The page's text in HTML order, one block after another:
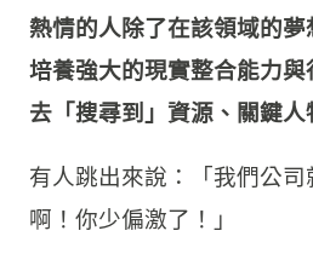
熱情的人除了在該領域的
培養強大的現實整合能力
去「搜尋到」資源、關鍵人
有人跳出來說：「我們公
啊！你少偏激了！」